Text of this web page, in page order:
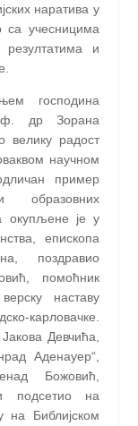
наратива у
са учесницима
резултатима и
господина
др Зорана
велику радост
научном
пример
окупљене је у
епископа
поздравио
помоћник
наставу
карловачке.
Девчића,
Аденауер“,
Божовић,
подсетио на
на Библијском